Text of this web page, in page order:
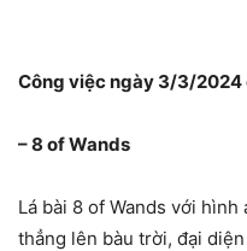
Công việc ngày 3/3/2024
– 8 of Wands
Lá bài 8 of Wands với
thẳng lên bàu trời, đại